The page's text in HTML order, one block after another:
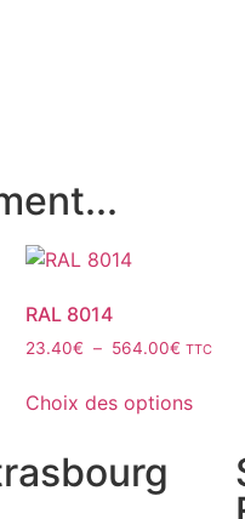
RAL 8014
23.40€ – 564.00€ TTC
Choix des options